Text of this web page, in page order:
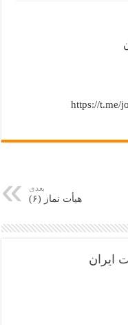
https://t.me/
بعدی
هیأت نماز (۶)
ایران